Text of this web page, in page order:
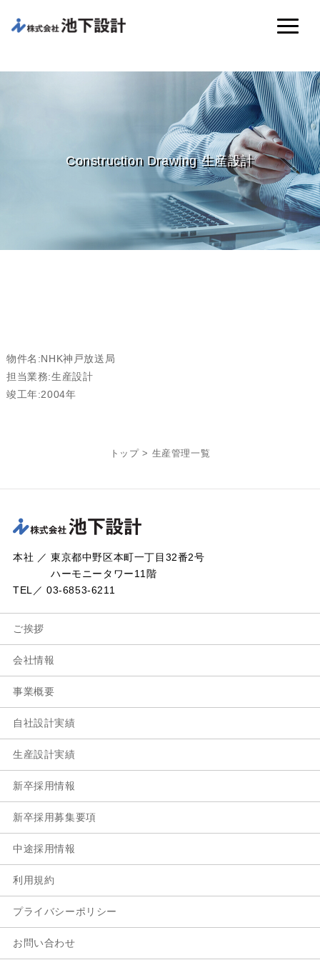
Construction Drawing 生産設計
物件名:NHK神戸放送局
担当業務:生産設計
竣工年:2004年
トップ > 生産管理一覧
本社 ／ 東京都中野区本町一丁目32番2号
ハーモニータワー11階
TEL／ 03-6853-6211
ご挨拶
会社情報
事業概要
自社設計実績
生産設計実績
新卒採用情報
新卒採用募集要項
中途採用情報
利用規約
プライバシーポリシー
お問い合わせ